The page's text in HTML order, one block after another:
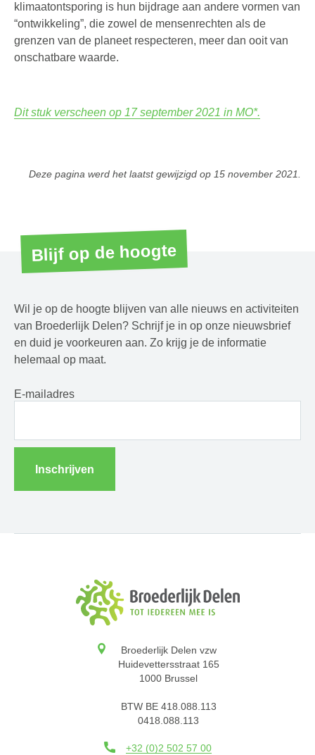
klimaatontsporing is hun bijdrage aan andere vormen van
“ontwikkeling”, die zowel de mensenrechten als de
grenzen van de planeet respecteren, meer dan ooit van
onschatbare waarde.
Dit stuk verscheen op 17 september 2021 in MO*.
Deze pagina werd het laatst gewijzigd op 15 november 2021
Blijf op de hoogte
Wil je op de hoogte blijven van alle nieuws en activiteiten
van Broederlijk Delen? Schrijf je in op onze nieuwsbrief
en duid je voorkeuren aan. Zo krijg je de informatie
helemaal op maat.
E-mailadres
Inschrijven
Broederlijk Delen vzw
Huidevettersstraat 165
1000 Brussel
BTW BE 418.088.113
0418.088.113
+32 (0)2 502 57 00